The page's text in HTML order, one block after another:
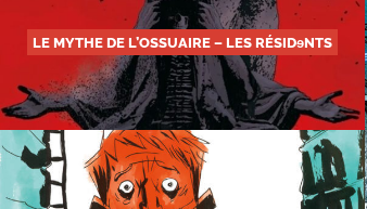
LE MYTHE DE L’OSSUAIRE – LES RÉSIDɘNTS